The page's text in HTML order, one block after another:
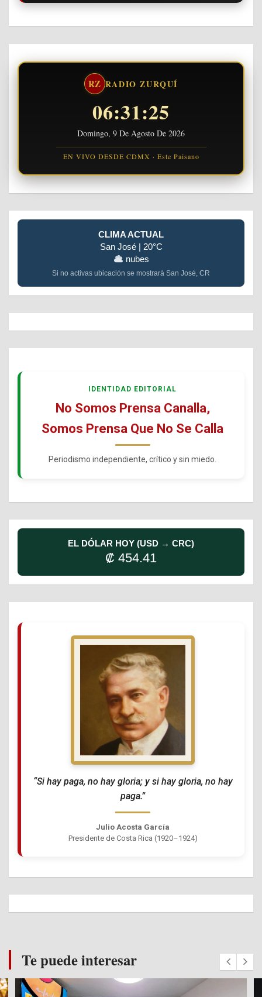
RZ RADIO ZURQUÍ
06:31:26
Domingo, 9 De Agosto De 2026
EN VIVO DESDE CDMX · Este Paisano
CLIMA ACTUAL
San José | 20°C
nubes
Si no activas ubicación se mostrará San José, CR
IDENTIDAD EDITORIAL
No Somos Prensa Canalla,
Somos Prensa Que No Se Calla
Periodismo independiente, crítico y sin miedo.
EL DÓLAR HOY (USD → CRC)
₡ 454.41
“Si hay paga, no hay gloria; y si hay gloria, no hay
paga.”
Julio Acosta García
Presidente de Costa Rica (1920–1924)
Te puede interesar